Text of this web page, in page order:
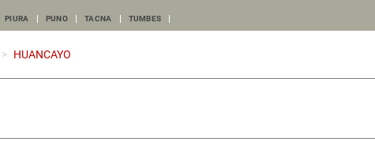
PIURA PUNO TACNA TUMBES
> HUANCAYO